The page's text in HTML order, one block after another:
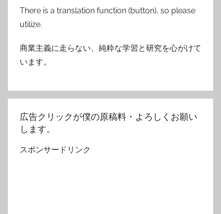
There is a translation function (button), so please
utilize.
商業主義に走らない、純粋な学習と研究を心がけて
います。
広告クリックが僕の原稿料・よろしくお願い
します。
スポンサードリンク